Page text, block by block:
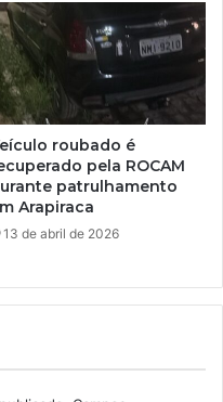
roubado é
pela ROCAM
patrulhamento
Arapiraca
13 de abril de 2026